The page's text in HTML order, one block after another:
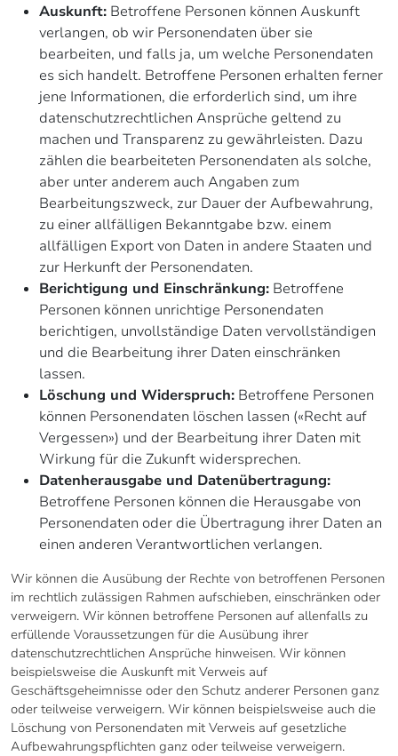
Auskunft: Betroffene Personen können Auskunft
verlangen, ob wir Personendaten über sie
bearbeiten, und falls ja, um welche Personendaten
es sich handelt. Betroffene Personen erhalten ferner
jene Informationen, die erforderlich sind, um ihre
datenschutzrechtlichen Ansprüche geltend zu
machen und Transparenz zu gewährleisten. Dazu
zählen die bearbeiteten Personendaten als solche,
aber unter anderem auch Angaben zum
Bearbeitungszweck, zur Dauer der Aufbewahrung,
zu einer allfälligen Bekanntgabe bzw. einem
allfälligen Export von Daten in andere Staaten und
zur Herkunft der Personendaten.
Berichtigung und Einschränkung: Betroffene
Personen können unrichtige Personendaten
berichtigen, unvollständige Daten vervollständigen
und die Bearbeitung ihrer Daten einschränken
lassen.
Löschung und Widerspruch: Betroffene Personen
können Personendaten löschen lassen («Recht auf
Vergessen») und der Bearbeitung ihrer Daten mit
Wirkung für die Zukunft widersprechen.
Datenherausgabe und Datenübertragung:
Betroffene Personen können die Herausgabe von
Personendaten oder die Übertragung ihrer Daten an
einen anderen Verantwortlichen verlangen.
Wir können die Ausübung der Rechte von betroffenen Personen
im rechtlich zulässigen Rahmen aufschieben, einschränken oder
verweigern. Wir können betroffene Personen auf allenfalls zu
erfüllende Voraussetzungen für die Ausübung ihrer
datenschutzrechtlichen Ansprüche hinweisen. Wir können
beispielsweise die Auskunft mit Verweis auf
Geschäftsgeheimnisse oder den Schutz anderer Personen ganz
oder teilweise verweigern. Wir können beispielsweise auch die
Löschung von Personendaten mit Verweis auf gesetzliche
Aufbewahrungspflichten ganz oder teilweise verweigern.